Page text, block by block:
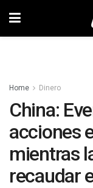
Home Dinero
China:
acciones
mientras
recaudar